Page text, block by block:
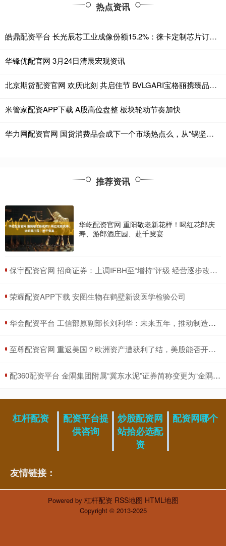
热点资讯
皓鼎配资平台 长光辰芯工业成像份额15.2%：徕卡定制芯片订单为何花落它家
华锋优配官网 3月24日清晨宏观资讯
北京期货配资官网 欢庆此刻 共启佳节 BVLGARI宝格丽携臻品佳作献礼2025年节日季
米管家配资APP下载 A股高位盘整 板块轮动节奏加快
华力网配资官网 国货消费品会成下一个市场热点么，从“锅坚强”到“股坚强”？
推荐资讯
华屹配资官网 重阳敬老新花样！喝红花郎庆
寿、游郎酒庄园、赴千叟宴
​保宇配资官网 招商证券：上调IFBH至“增持”评级 经营逐步改善 关注业绩弹性
​荣耀配资APP下载 安图生物在鹤壁新设医学检验公司
​华金配资平台 工信部原副部长刘利华：未来五年，推动制造业实现战略性跨越应聚焦四个方面
​至尊配资官网 重返美国？欧洲资产遭获利了结，美股能否开启新行情
​配360配资平台 金隅集团附属“冀东水泥”证券简称变更为“金隅冀东”
杠杆配资
配资平台提
供咨询
炒股配资网
站拾必选配
资
配资网哪个
友情链接：
Powered by 杠杆配资 RSS地图 HTML地图
Copyright © 2013-2025